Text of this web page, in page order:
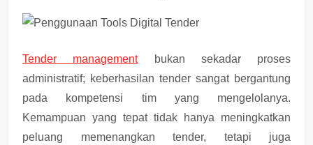
Tender managementbukan sekadar proses
administratif; keberhasilan tender sangat bergantung
pada
kompetensi timyang mengelolanya.
Kemampuan yang tepat tidak hanya meningkatkan
peluang memenangkan tender, tetapi juga